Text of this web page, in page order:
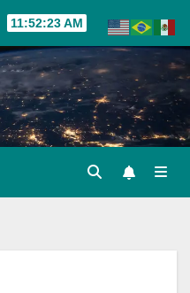
11:52:24 AM